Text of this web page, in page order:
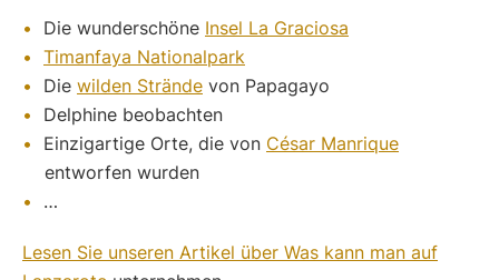
Die wunderschöne Insel La Graciosa
Timanfaya Nationalpark
Die wilden Strände von Papagayo
Delphine beobachten
Einzigartige Orte, die von César Manrique
entworfen wurden
…
Lesen Sie unseren Artikel über Was kann man auf